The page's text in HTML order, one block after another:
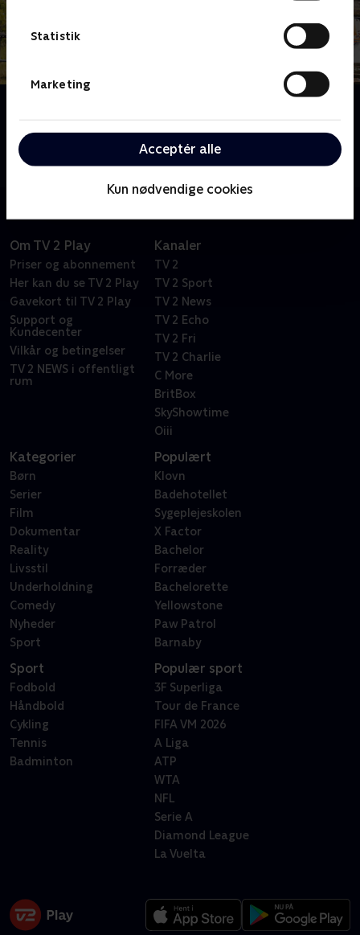
Statistik
Marketing
Acceptér alle
Kun nødvendige cookies
kommer rundt i hele Danmark, når der skal gættes
priser på oplevelser.
Om TV 2 Play
Priser og abonnement
Her kan du se TV 2 Play
Gavekort til TV 2 Play
Support og
Kundecenter
Vilkår og betingelser
TV 2 NEWS i offentligt
rum
Kanaler
TV 2
TV 2 Sport
TV 2 News
TV 2 Echo
TV 2 Fri
TV 2 Charlie
C More
BritBox
SkyShowtime
Oiii
Kategorier
Børn
Serier
Film
Dokumentar
Reality
Livsstil
Underholdning
Comedy
Nyheder
Sport
Populært
Klovn
Badehotellet
Sygeplejeskolen
X Factor
Bachelor
Forræder
Bachelorette
Yellowstone
Paw Patrol
Barnaby
Sport
Fodbold
Håndbold
Cykling
Tennis
Badminton
Populær sport
3F Superliga
Tour de France
FIFA VM 2026
A Liga
ATP
WTA
NFL
Serie A
Diamond League
La Vuelta